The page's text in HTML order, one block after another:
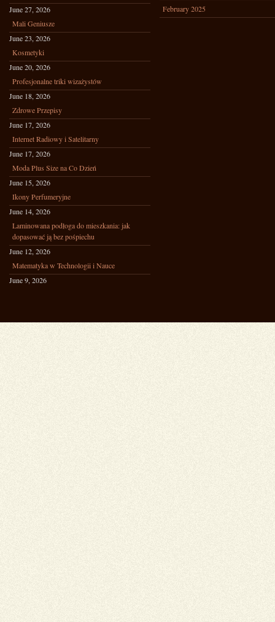
June 27, 2026
Mali Geniusze
June 23, 2026
Kosmetyki
June 20, 2026
Profesjonalne triki wizażystów
June 18, 2026
Zdrowe Przepisy
June 17, 2026
Internet Radiowy i Satelitarny
June 17, 2026
Moda Plus Size na Co Dzień
June 15, 2026
Ikony Perfumeryjne
June 14, 2026
Laminowana podłoga do mieszkania: jak
dopasować ją bez pośpiechu
June 12, 2026
Matematyka w Technologii i Nauce
June 9, 2026
February 2025